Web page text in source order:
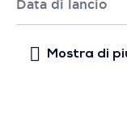
Data di lancio